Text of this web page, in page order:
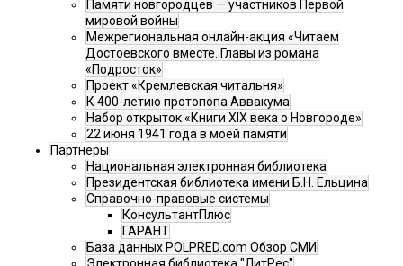
Памяти новгородцев — участников Первой
мировой войны
Межрегиональная онлайн-акция «Читаем
Достоевского вместе. Главы из романа
«Подросток»
Проект «Кремлевская читальня»
К 400-летию протопопа Аввакума
Набор открыток «Книги XIX века о Новгороде»
22 июня 1941 года в моей памяти
Партнеры
Национальная электронная библиотека
Президентская библиотека имени Б.Н. Ельцина
Справочно-правовые системы
КонсультантПлюс
ГАРАНТ
База данных POLPRED.com Обзор СМИ